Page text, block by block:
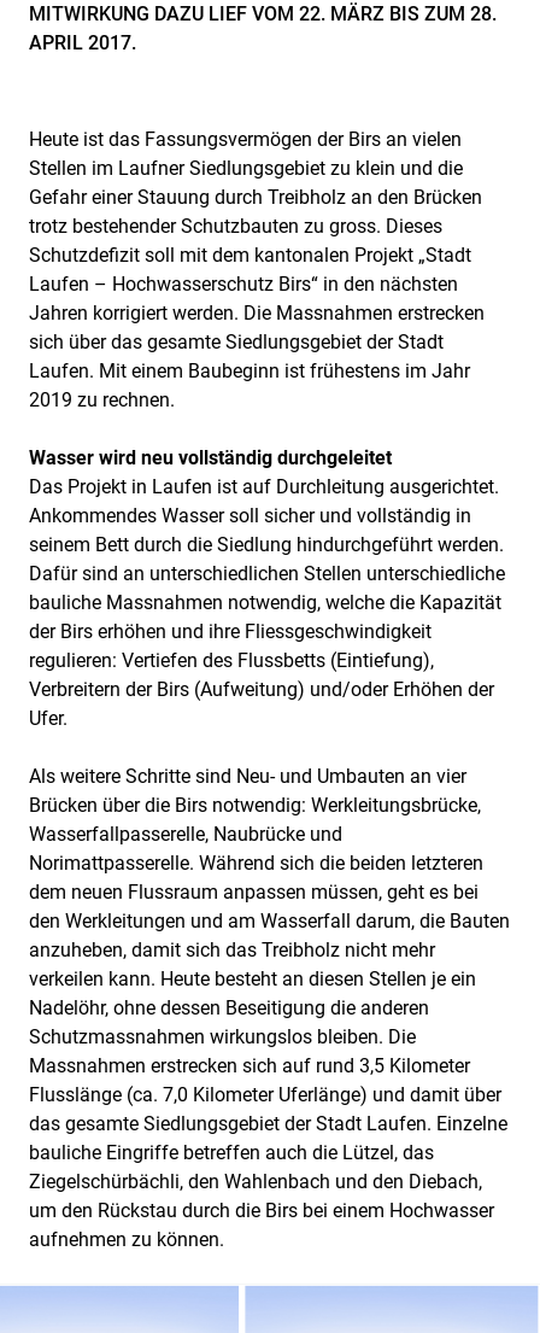
MITWIRKUNG DAZU LIEF VOM 22. MÄRZ BIS ZUM 28.
APRIL 2017.
Heute ist das Fassungsvermögen der Birs an vielen
Stellen im Laufner Siedlungsgebiet zu klein und die
Gefahr einer Stauung durch Treibholz an den Brücken
trotz bestehender Schutzbauten zu gross. Dieses
Schutzdefizit soll mit dem kantonalen Projekt „Stadt
Laufen – Hochwasserschutz Birs“ in den nächsten
Jahren korrigiert werden. Die Massnahmen erstrecken
sich über das gesamte Siedlungsgebiet der Stadt
Laufen. Mit einem Baubeginn ist frühestens im Jahr
2019 zu rechnen.
Wasser wird neu vollständig durchgeleitet
Das Projekt in Laufen ist auf Durchleitung ausgerichtet.
Ankommendes Wasser soll sicher und vollständig in
seinem Bett durch die Siedlung hindurchgeführt werden.
Dafür sind an unterschiedlichen Stellen unterschiedliche
bauliche Massnahmen notwendig, welche die Kapazität
der Birs erhöhen und ihre Fliessgeschwindigkeit
regulieren: Vertiefen des Flussbetts (Eintiefung),
Verbreitern der Birs (Aufweitung) und/oder Erhöhen der
Ufer.
Als weitere Schritte sind Neu- und Umbauten an vier
Brücken über die Birs notwendig: Werkleitungsbrücke,
Wasserfallpasserelle, Naubrücke und
Norimattpasserelle. Während sich die beiden letzteren
dem neuen Flussraum anpassen müssen, geht es bei
den Werkleitungen und am Wasserfall darum, die Bauten
anzuheben, damit sich das Treibholz nicht mehr
verkeilen kann. Heute besteht an diesen Stellen je ein
Nadelöhr, ohne dessen Beseitigung die anderen
Schutzmassnahmen wirkungslos bleiben. Die
Massnahmen erstrecken sich auf rund 3,5 Kilometer
Flusslänge (ca. 7,0 Kilometer Uferlänge) und damit über
das gesamte Siedlungsgebiet der Stadt Laufen. Einzelne
bauliche Eingriffe betreffen auch die Lützel, das
Ziegelschürbächli, den Wahlenbach und den Diebach,
um den Rückstau durch die Birs bei einem Hochwasser
aufnehmen zu können.